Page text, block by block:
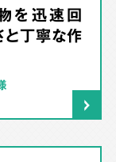
を迅速回
と丁寧な作